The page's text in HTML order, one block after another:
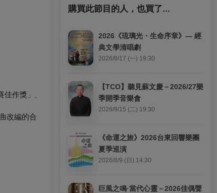
佳作獎 」
改編的合
購買此節目的人，也買了...
2026《琉璃光・生命序章》— 經
典文學清唱劇
2026/8/17 (一) 19:30
【TCO】聽見蘇文慶－2026/27樂
季開季音樂會
2026/9/15 (二) 19:30
《命運之旅》2026台東回響樂團
夏季巡演
2026/8/9 (日) 14:30
巨風之鳴·當代心靈－2026佳偶聲